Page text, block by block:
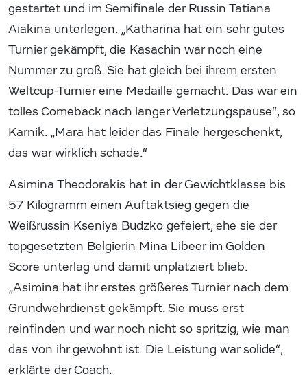
gestartet und im Semifinale der Russin Tatiana
Aiakina unterlegen. „Katharina hat ein sehr gutes
Turnier gekämpft, die Kasachin war noch eine
Nummer zu groß. Sie hat gleich bei ihrem ersten
Weltcup-Turnier eine Medaille gemacht. Das war ein
tolles Comeback nach langer Verletzungspause“, so
Karnik. „Mara hat leider das Finale hergeschenkt,
das war wirklich schade.“
Asimina Theodorakis hat in der Gewichtklasse bis
57 Kilogramm einen Auftaktsieg gegen die
Weißrussin Kseniya Budzko gefeiert, ehe sie der
topgesetzten Belgierin Mina Libeer im Golden
Score unterlag und damit unplatziert blieb.
„Asimina hat ihr erstes größeres Turnier nach dem
Grundwehrdienst gekämpft. Sie muss erst
reinfinden und war noch nicht so spritzig, wie man
das von ihr gewohnt ist. Die Leistung war solide“,
erklärte der Coach.